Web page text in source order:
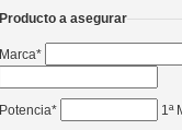
Producto a asegurar
Marca*
Potencia* 1ª